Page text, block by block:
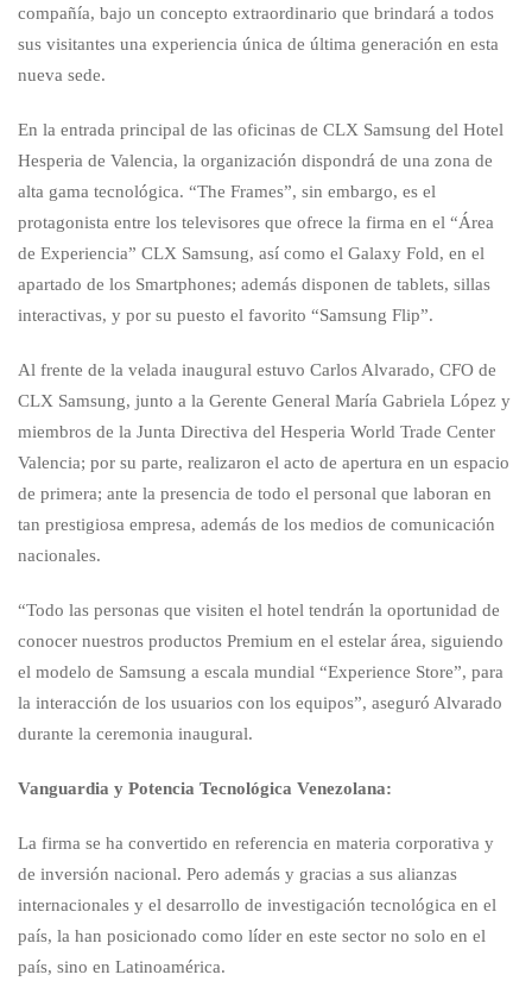
compañía, bajo un concepto extraordinario que brindará a todos
sus visitantes una experiencia única de última generación en esta
nueva sede.
En la entrada principal de las oficinas de CLX Samsung del Hotel
Hesperia de Valencia, la organización dispondrá de una zona de
alta gama tecnológica. “The Frames”, sin embargo, es el
protagonista entre los televisores que ofrece la firma en el “Área
de Experiencia” CLX Samsung, así como el Galaxy Fold, en el
apartado de los Smartphones; además disponen de tablets, sillas
interactivas, y por su puesto el favorito “Samsung Flip”.
Al frente de la velada inaugural estuvo Carlos Alvarado, CFO de
CLX Samsung, junto a la Gerente General María Gabriela López y
miembros de la Junta Directiva del Hesperia World Trade Center
Valencia; por su parte, realizaron el acto de apertura en un espacio
de primera; ante la presencia de todo el personal que laboran en
tan prestigiosa empresa, además de los medios de comunicación
nacionales.
“Todo las personas que visiten el hotel tendrán la oportunidad de
conocer nuestros productos Premium en el estelar área, siguiendo
el modelo de Samsung a escala mundial “Experience Store”, para
la interacción de los usuarios con los equipos”, aseguró Alvarado
durante la ceremonia inaugural.
Vanguardia y Potencia Tecnológica Venezolana:
La firma se ha convertido en referencia en materia corporativa y
de inversión nacional. Pero además y gracias a sus alianzas
internacionales y el desarrollo de investigación tecnológica en el
país, la han posicionado como líder en este sector no solo en el
país, sino en Latinoamérica.